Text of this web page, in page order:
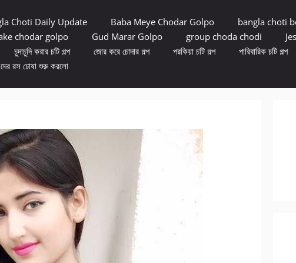
Choti Daily Update Baba Meye Chodar Golpo
bangla choti
chodar golpo Gud Marar Golpo group choda chodi
চুদাচুদি করার চটি গল্প জোর করে চোদার গল্প পরকিয়া চটি গল্প পারিবারিক চটি গল্প
রস চোষা শুরু করলো